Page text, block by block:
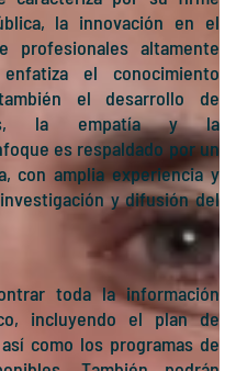
la innovación en el
profesionales altamente
el conocimiento
el desarrollo de
la empatía y la
es respaldado por un
con amplia experiencia y
y difusión del
toda la información
incluyendo el plan de
como los programas de